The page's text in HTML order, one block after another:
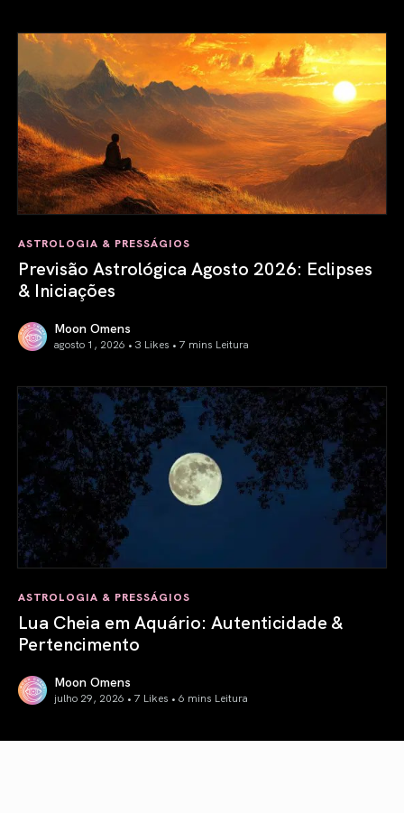
ASTROLOGIA & PRESSÁGIOS
Previsão Astrológica Agosto 2026: Eclipses
& Iniciações
Moon Omens
agosto 1, 2026 • 3 Likes • 7 mins Leitura
ASTROLOGIA & PRESSÁGIOS
Lua Cheia em Aquário: Autenticidade &
Pertencimento
Moon Omens
julho 29, 2026 • 7 Likes • 6 mins Leitura